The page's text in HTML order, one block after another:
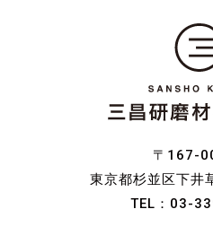
〒167-
東京都杉並区下井
TEL： 03-